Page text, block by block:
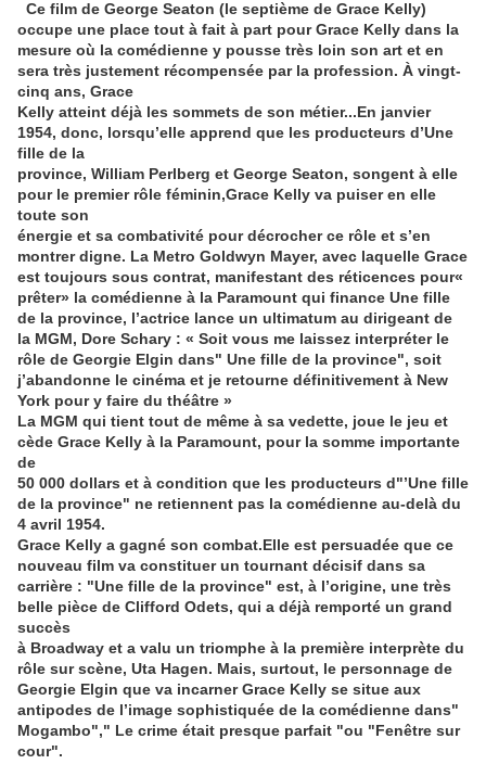
Ce film de George Seaton (le septième de Grace Kelly)
occupe une place tout à fait à part pour Grace Kelly dans la
mesure où la comédienne y pousse très loin son art et en
sera très justement récompensée par la profession. À vingt-
cinq ans, Grace
Kelly atteint déjà les sommets de son métier...En janvier
1954, donc, lorsqu’elle apprend que les producteurs d’Une
fille de la
province, William Perlberg et George Seaton, songent à elle
pour le premier rôle féminin,Grace Kelly va puiser en elle
toute son
énergie et sa combativité pour décrocher ce rôle et s’en
montrer digne. La Metro Goldwyn Mayer, avec laquelle Grace
est toujours sous contrat, manifestant des réticences pour«
prêter» la comédienne à la Paramount qui finance Une fille
de la province, l’actrice lance un ultimatum au dirigeant de
la MGM, Dore Schary : « Soit vous me laissez interpréter le
rôle de Georgie Elgin dans" Une fille de la province", soit
j’abandonne le cinéma et je retourne définitivement à New
York pour y faire du théâtre »
La MGM qui tient tout de même à sa vedette, joue le jeu et
cède Grace Kelly à la Paramount, pour la somme importante
de
50 000 dollars et à condition que les producteurs d"’Une fille
de la province" ne retiennent pas la comédienne au-delà du
4 avril 1954.
Grace Kelly a gagné son combat.Elle est persuadée que ce
nouveau film va constituer un tournant décisif dans sa
carrière : "Une fille de la province" est, à l’origine, une très
belle pièce de Clifford Odets, qui a déjà remporté un grand
succès
à Broadway et a valu un triomphe à la première interprète du
rôle sur scène, Uta Hagen. Mais, surtout, le personnage de
Georgie Elgin que va incarner Grace Kelly se situe aux
antipodes de l’image sophistiquée de la comédienne dans"
Mogambo"," Le crime était presque parfait "ou "Fenêtre sur
cour".